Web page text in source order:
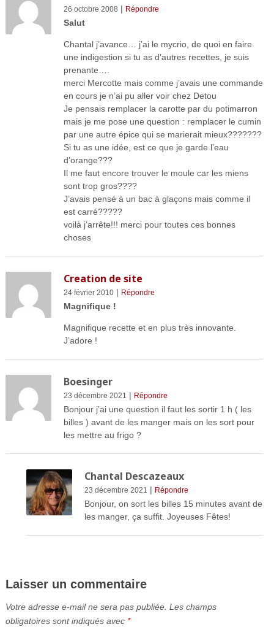
26 octobre 2008 | Répondre
Salut
Chantal j’avance… j’ai le mycrio, de quoi en faire
une indigestion si tu as d’autres recettes, je suis
prenante….
merci Mercotte mais comme j’avais une commande
en cours je n’ai pu aller voir chez Detou
Je pensais remplacer la carotte par du potimarron
mais je me pose une question : remplacer le cumin
par une autre épice qui se marierait mieux???????
Si tu as une idée, est ce que je garde l’eau
d’orange???
Il me faut encore trouver le moule car les miens
sont trop gros????
J’avais pensé à un bac à glaçons mais comme il
est carré?????
voilà j’arrête!!! merci pour toutes ces bonnes
choses
Creation de site
24 février 2010| Répondre
Magnifique !
Magnifique recette et en plus très innovante.
J’adore !
Boesinger
23 décembre 2021 | Répondre
Bonjour j’ai une question il faut les sortir 1 h ( les
billes ) avant de les manger mais on les sort pour
les mettre au frigo ?
Chantal Descazeaux
23 décembre 2021 | Répondre
Bonjour, on sort les billes 15 minutes avant de
les manger, ça suffit. Joyeuses Fêtes!
Laisser un commentaire
Votre adresse e-mail ne sera pas publiée. Les champs
obligatoires sont indiqués avec *